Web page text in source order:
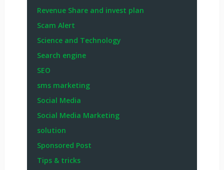
Revenue Share and invest plan
Scam Alert
Science and Technology
Search engine
SEO
sms marketing
Social Media
Social Media Marketing
solution
Sponsored Post
Tips & tricks